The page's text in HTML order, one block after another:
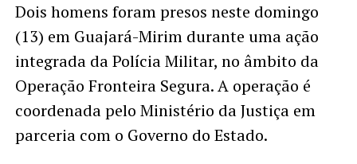
Dois homens foram presos neste domingo
(13) em Guajará-Mirim durante uma ação
integrada da Polícia Militar, no âmbito da
Operação Fronteira Segura. A operação é
coordenada pelo Ministério da Justiça em
parceria com o Governo do Estado.